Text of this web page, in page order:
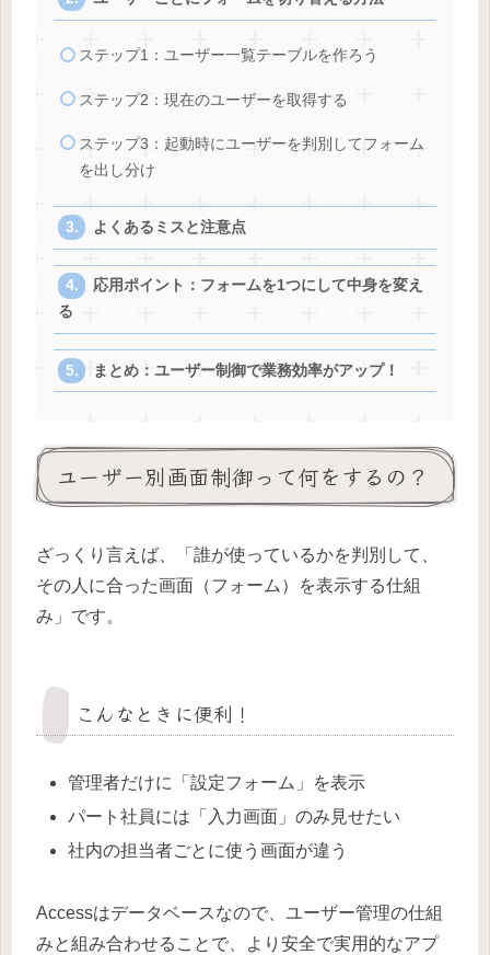
ステップ1：ユーザー一覧テーブルを作ろう
ステップ2：現在のユーザーを取得する
ステップ3：起動時にユーザーを判別してフォーム
を出し分け
よくあるミスと注意点
応用ポイント：フォームを1つにして中身を変え
る
まとめ：ユーザー制御で業務効率がアップ！
ユーザー別画面制御って何をするの？
ざっくり言えば、「誰が使っているかを判別して、
その人に合った画面（フォーム）を表示する仕組
み」です。
こんなときに便利！
管理者だけに「設定フォーム」を表示
パート社員には「入力画面」のみ見せたい
社内の担当者ごとに使う画面が違う
Accessはデータベースなので、ユーザー管理の仕組
みと組み合わせることで、より安全で実用的なアプ